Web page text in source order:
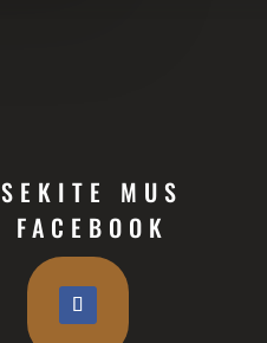
SEKITE MUS
FACEBOOK